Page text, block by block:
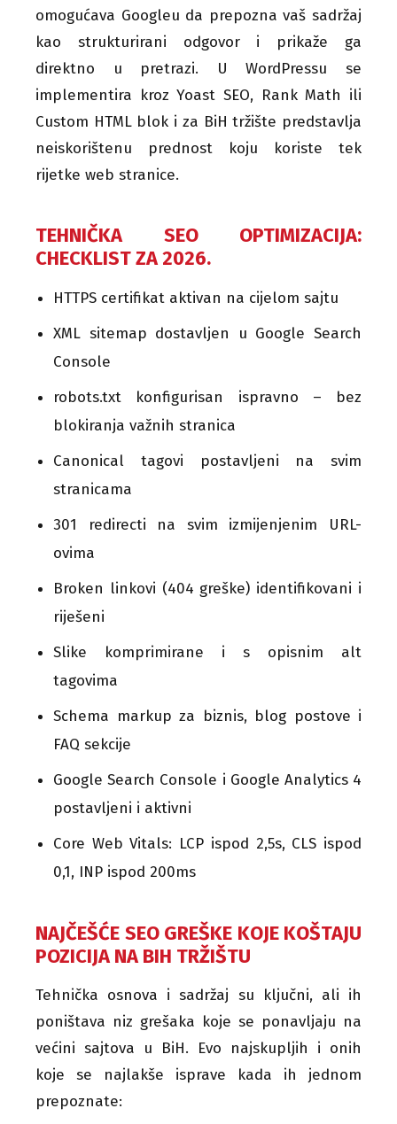
omogućava Googleu da prepozna vaš sadržaj
kao strukturirani odgovor i prikaže ga
direktno u pretrazi. U WordPressu se
implementira kroz Yoast SEO, Rank Math ili
Custom HTML blok i za BiH tržište predstavlja
neiskorištenu prednost koju koriste tek
rijetke web stranice.
TEHNIČKA SEO OPTIMIZACIJA:
CHECKLIST ZA 2026.
HTTPS certifikat aktivan na cijelom sajtu
XML sitemap dostavljen u Google Search
Console
robots.txt konfigurisan ispravno – bez
blokiranja važnih stranica
Canonical tagovi postavljeni na svim
stranicama
301 redirecti na svim izmijenjenim URL-
ovima
Broken linkovi (404 greške) identifikovani i
riješeni
Slike komprimirane i s opisnim alt
tagovima
Schema markup za biznis, blog postove i
FAQ sekcije
Google Search Console i Google Analytics 4
postavljeni i aktivni
Core Web Vitals: LCP ispod 2,5s, CLS ispod
0,1, INP ispod 200ms
NAJČEŠĆE SEO GREŠKE KOJE KOŠTAJU
POZICIJA NA BIH TRŽIŠTU
Tehnička osnova i sadržaj su ključni, ali ih
poništava niz grešaka koje se ponavljaju na
većini sajtova u BiH. Evo najskupljih i onih
koje se najlakše isprave kada ih jednom
prepoznate: